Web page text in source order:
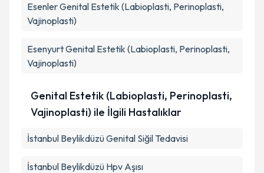
EsenlerGenital Estetik (Labioplasti, Perinoplasti,
Vajinoplasti)
EsenyurtGenital Estetik (Labioplasti, Perinoplasti,
Vajinoplasti)
Genital Estetik (Labioplasti, Perinoplasti,
Vajinoplasti) ile İlgili Hastalıklar
İstanbul Beylikdüzü Genital Siğil Tedavisi
İstanbul Beylikdüzü Hpv Aşısı